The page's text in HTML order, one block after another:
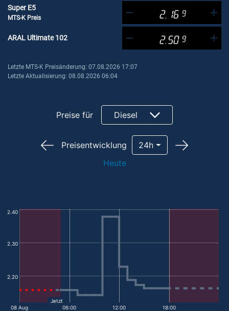
Super E5
MTS-K Preis 2.16 9
ARAL Ultimate 102 2.50 9
Letzte MTS-K Preisänderung: 07.08.2026 17:07
Letzte Aktualisierung: 08.08.2026 06:04
Preise für Diesel
Preisentwicklung
24h
Heute
2.20
2.30
2.40
08 Aug 06:00 12:00 18:00
Jetzt